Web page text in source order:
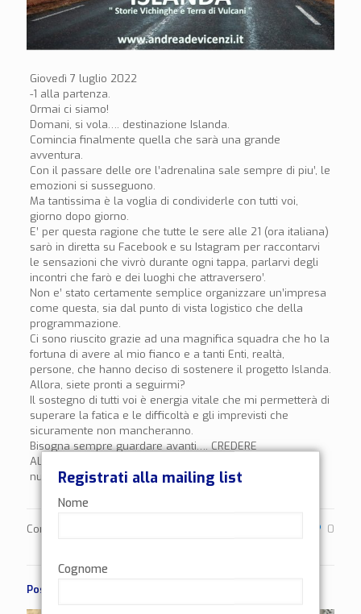
Giovedì 7 luglio 2022
-1 alla partenza.
Ormai ci siamo!
Domani, si vola…. destinazione Islanda.
Comincia finalmente quella che sarà una grande
avventura.
Con il passare delle ore l’adrenalina sale sempre di piu’, le
emozioni si susseguono.
Ma tantissima è la voglia di condividerle con tutti voi,
giorno dopo giorno.
E’ per questa ragione che tutte le sere alle 21 (ora italiana)
sarò in diretta su Facebook e su Istagram per raccontarvi
le sensazioni che vivrò durante ogni tappa, parlarvi degli
incontri che farò e dei luoghi che attraversero’.
Non e’ stato certamente semplice organizzare un’impresa
come questa, sia dal punto di vista logistico che della
programmazione.
Ci sono riuscito grazie ad una magnifica squadra che ho la
fortuna di avere al mio fianco e a tanti Enti, realtà,
persone, che hanno deciso di sostenere il progetto Islanda.
Allora, siete pronti a seguirmi?
Il sostegno di tutti voi è energia vitale che mi permetterà di
superare la fatica e le difficoltà e gli imprevisti che
sicuramente non mancheranno.
Bisogna sempre guardare avanti…. CREDERE
ALL’IMPOSSIBILE… per poter raggiungere e condividere
nuovi traguardi.
Condividi 0
Post correlati
Registrati alla mailing list
Nome
Cognome